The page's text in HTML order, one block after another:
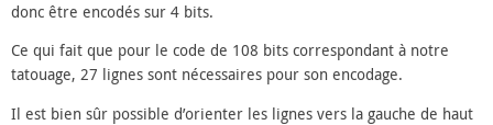
donc être encodés sur 4 bits.
Ce qui fait que pour le code de 108 bits correspondant à notre
tatouage, 27 lignes sont nécessaires pour son encodage.
Il est bien sûr possible d’orienter les lignes vers la gauche de haut